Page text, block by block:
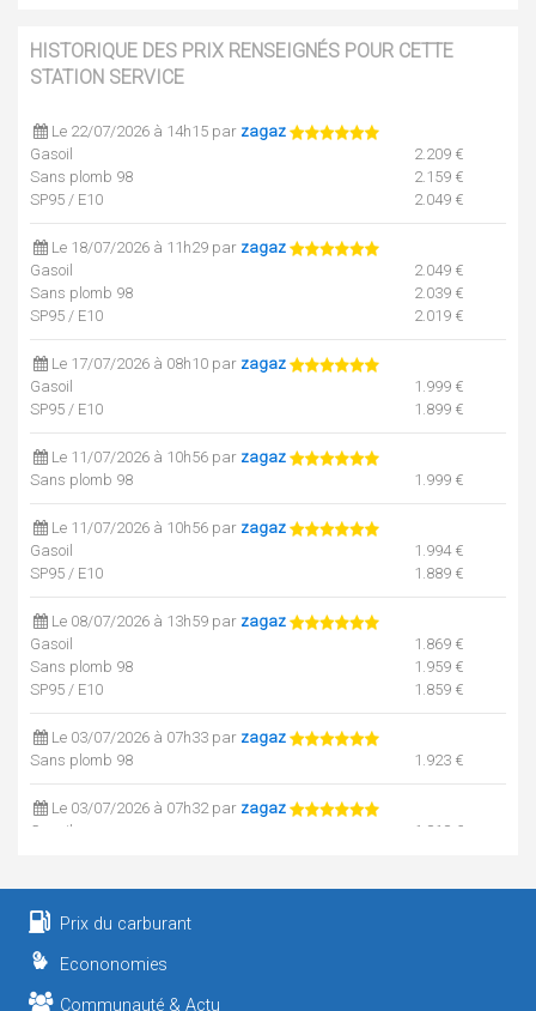
HISTORIQUE DES PRIX RENSEIGNÉS POUR CETTE
STATION SERVICE
Le 22/07/2026 à 14h15 par zagaz
Gasoil
2.209 €
Sans plomb 98
2.159 €
SP95 / E10
2.049 €
Le 18/07/2026 à 11h29 par zagaz
Gasoil
2.049 €
Sans plomb 98
2.039 €
SP95 / E10
2.019 €
Le 17/07/2026 à 08h10 par zagaz
Gasoil
1.999 €
SP95 / E10
1.899 €
Le 11/07/2026 à 10h56 par zagaz
Sans plomb 98
1.999 €
Le 11/07/2026 à 10h56 par zagaz
Gasoil
1.994 €
SP95 / E10
1.889 €
Le 08/07/2026 à 13h59 par zagaz
Gasoil
1.869 €
Sans plomb 98
1.959 €
SP95 / E10
1.859 €
Le 03/07/2026 à 07h33 par zagaz
Sans plomb 98
1.923 €
Le 03/07/2026 à 07h32 par zagaz
Gasoil
1.818 €
Sans plomb 98
Le 25/06/2026 à 08h08 par
Gasoil
Prix du carburant
Econonomies
Communauté & Actu